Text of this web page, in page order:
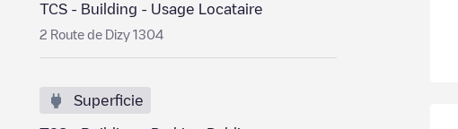
TCS - Building - Usage Locataire
2 Route de Dizy 1304
Superficie